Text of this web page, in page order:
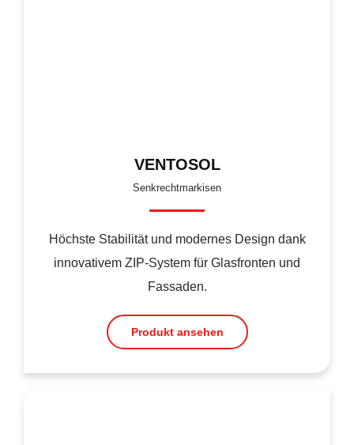
VENTOSOL
Senkrechtmarkisen
Höchste Stabilität und modernes Design dank
innovativem ZIP-System für Glasfronten und
Fassaden.
Produkt ansehen